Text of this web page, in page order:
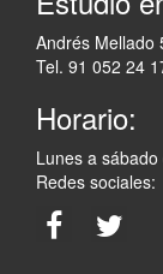
Andrés Mellado
Tel. 91 052 24
Horario:
Lunes a
Redes sociales: